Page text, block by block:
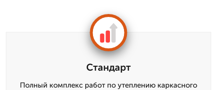
Стандарт
Полный комплекс работ по утеплению каркасного